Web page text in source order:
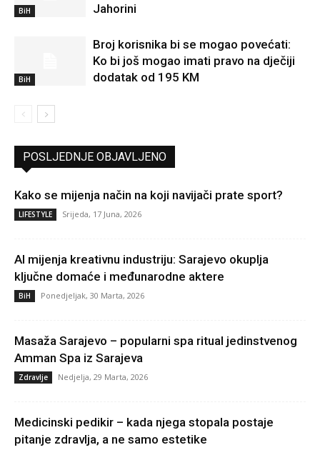
BiH
Jahorini
BiH
Broj korisnika bi se mogao povećati:
Ko bi još mogao imati pravo na dječiji
dodatak od 195 KM
POSLJEDNJE OBJAVLJENO
Kako se mijenja način na koji navijači prate sport?
LIFESTYLE Srijeda, 17 Juna, 2026
AI mijenja kreativnu industriju: Sarajevo okuplja
ključne domaće i međunarodne aktere
BiH Ponedjeljak, 30 Marta, 2026
Masaža Sarajevo – popularni spa ritual jedinstvenog
Amman Spa iz Sarajeva
Zdravlje Nedjelja, 29 Marta, 2026
Medicinski pedikir – kada njega stopala postaje
pitanje zdravlja, a ne samo estetike